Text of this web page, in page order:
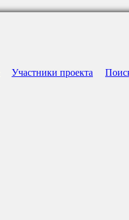
Участники проекта